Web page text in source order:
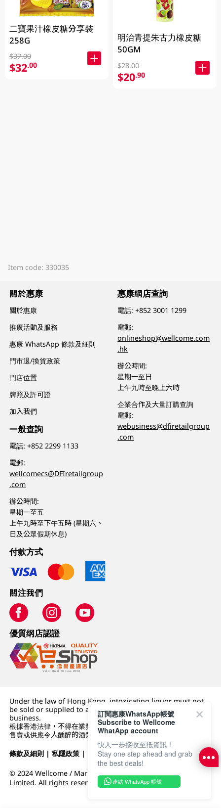
二寶果汁橡皮糖分享裝
258G
$37.00
$32.00
明治青提朱古力橡皮糖
50GM
$28.00
$20.90
Item code: 330035
關於惠康
關於惠康
推廣活動及服務
惠康 WhatsApp 條款及細則
門市退/換貨政策
門店位置
牌照及許可證
加入我們
一般查詢
電話:+852 2299 1133
電郵:
wellcomecs@DFIretailgroup
.com
辦公時間:
星期一至五
上午九時至下午五時 (星期六、
日及公眾假期休息)
惠康網店查詢
電話:+852 3001 1299
電郵:
onlineshop@wellcome.com
.hk
辦公時間:
星期一至日
上午九時至晚上六時
企業合作及大量訂購查詢
電郵:
webusiness@dfiretailgroup
.com
付款方式
關注我們
優質纲店認證
Under the law of Hong Kong, intoxicating liquor must not
be sold or supplied to a minor (under 18) in the course of
business.
根據香港法律，不得在業務過程中，向未成年人 (18 歲以下人士)
售賣或供應令人醺醉的酒類。
條款及細則 |私隱政策 | DFI零售集團
© 2024 Wellcome / Market Place. The Dairy Farm Company
Limited. All rights reserved.
訂閱惠康WhatsApp帳號
Subscribe to Wellcome
WhatApp account
快人一步接收至抵資訊！
Stay one step ahead and grab
the best deals!
連結 WhatsApp 帳號